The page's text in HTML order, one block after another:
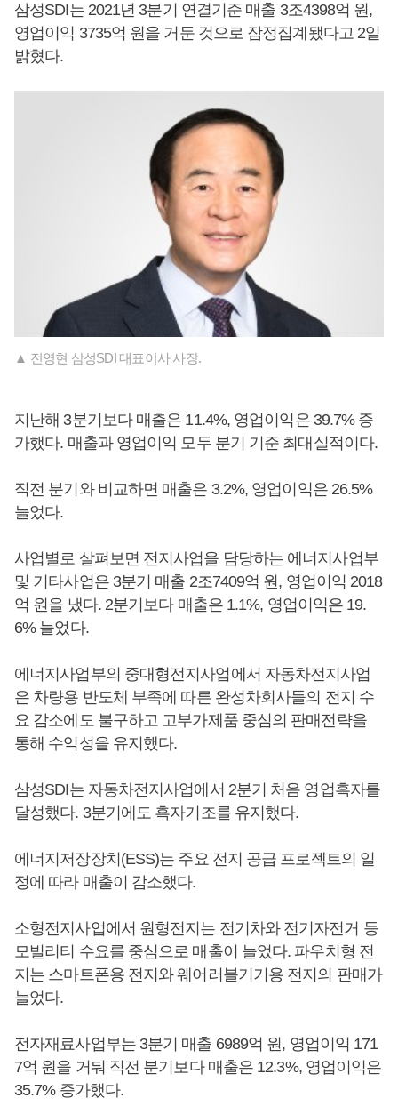
삼성SDI는 2021년 3분기 연결기준 매출 3조4398억 원,
영업이익 3735억 원을 거둔 것으로 잠정집계됐다고 2일
밝혔다.
▲ 전영현 삼성SDI 대표이사 사장.
지난해 3분기보다 매출은 11.4%, 영업이익은 39.7% 증
가했다. 매출과 영업이익 모두 분기 기준 최대실적이다.
직전 분기와 비교하면 매출은 3.2%, 영업이익은 26.5%
늘었다.
사업별로 살펴보면 전지사업을 담당하는 에너지사업부
및 기타사업은 3분기 매출 2조7409억 원, 영업이익 2018
억 원을 냈다. 2분기보다 매출은 1.1%, 영업이익은 19.
6% 늘었다.
에너지사업부의 중대형전지사업에서 자동차전지사업
은 차량용 반도체 부족에 따른 완성차회사들의 전지 수
요 감소에도 불구하고 고부가제품 중심의 판매전략을
통해 수익성을 유지했다.
삼성SDI는 자동차전지사업에서 2분기 처음 영업흑자를
달성했다. 3분기에도 흑자기조를 유지했다.
에너지저장장치(ESS)는 주요 전지 공급 프로젝트의 일
정에 따라 매출이 감소했다.
소형전지사업에서 원형전지는 전기차와 전기자전거 등
모빌리티 수요를 중심으로 매출이 늘었다. 파우치형 전
지는 스마트폰용 전지와 웨어러블기기용 전지의 판매가
늘었다.
전자재료사업부는 3분기 매출 6989억 원, 영업이익 171
7억 원을 거둬 직전 분기보다 매출은 12.3%, 영업이익은
35.7% 증가했다.